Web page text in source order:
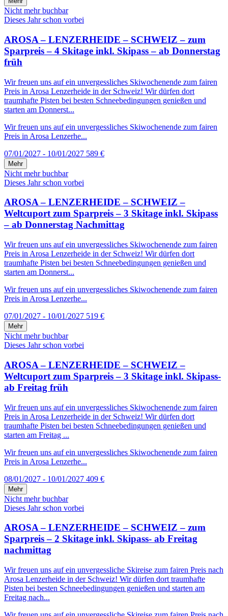
Nicht mehr buchbar
Dieses Jahr schon vorbei
AROSA – LENZERHEIDE – SCHWEIZ – zum
Sparpreis – 4 Skitage inkl. Skipass – ab Donnerstag
früh
Wir freuen uns auf ein unvergessliches Skiwochenende zum fairen
Preis in Arosa Lenzerheide in der Schweiz! Wir dürfen dort
traumhafte Pisten bei besten Schneebedingungen genießen und
starten am Donnerst...
Wir freuen uns auf ein unvergessliches Skiwochenende zum fairen
Preis in Arosa Lenzerhe...
07/01/2027 - 10/01/2027 589 €
Mehr
Nicht mehr buchbar
Dieses Jahr schon vorbei
AROSA – LENZERHEIDE – SCHWEIZ –
Weltcuport zum Sparpreis – 3 Skitage inkl. Skipass
– ab Donnerstag Nachmittag
Wir freuen uns auf ein unvergessliches Skiwochenende zum fairen
Preis in Arosa Lenzerheide in der Schweiz! Wir dürfen dort
traumhafte Pisten bei besten Schneebedingungen genießen und
starten am Donnerst...
Wir freuen uns auf ein unvergessliches Skiwochenende zum fairen
Preis in Arosa Lenzerhe...
07/01/2027 - 10/01/2027 519 €
Mehr
Nicht mehr buchbar
Dieses Jahr schon vorbei
AROSA – LENZERHEIDE – SCHWEIZ –
Weltcuport zum Sparpreis – 3 Skitage inkl. Skipass-
ab Freitag früh
Wir freuen uns auf ein unvergessliches Skiwochenende zum fairen
Preis in Arosa Lenzerheide in der Schweiz! Wir dürfen dort
traumhafte Pisten bei besten Schneebedingungen genießen und
starten am Freitag ...
Wir freuen uns auf ein unvergessliches Skiwochenende zum fairen
Preis in Arosa Lenzerhe...
08/01/2027 - 10/01/2027 409 €
Mehr
Nicht mehr buchbar
Dieses Jahr schon vorbei
AROSA – LENZERHEIDE – SCHWEIZ – zum
Sparpreis – 2 Skitage inkl. Skipass- ab Freitag
nachmittag
Wir freuen uns auf ein unvergessliche Skireise zum fairen Preis nach
Arosa Lenzerheide in der Schweiz! Wir dürfen dort traumhafte
Pisten bei besten Schneebedingungen genießen und starten am
Freitag nach...